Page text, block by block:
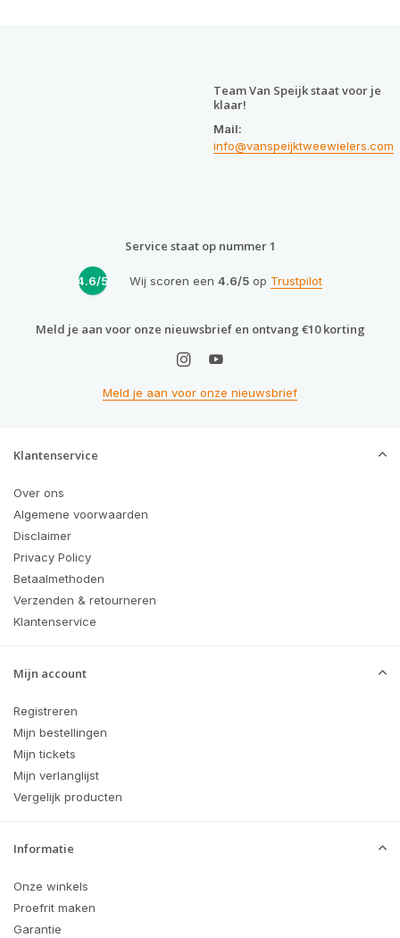
Team Van Speijk staat voor je
klaar!
Mail:
info@vanspeijktweewielers.com
Service staat op nummer 1
4.6/5 Wij scoren een 4.6/5op Trustpilot
Meld je aan voor onze nieuwsbrief en ontvang €10 korting
Meld je aan voor onze nieuwsbrief
Klantenservice
Over ons
Algemene voorwaarden
Disclaimer
Privacy Policy
Betaalmethoden
Verzenden & retourneren
Klantenservice
Mijn account
Registreren
Mijn bestellingen
Mijn tickets
Mijn verlanglijst
Vergelijk producten
Informatie
Onze winkels
Proefrit maken
Garantie